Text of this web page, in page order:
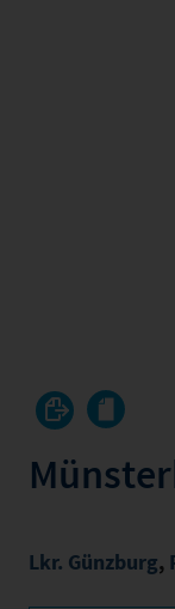
Lkr. Günzburg,